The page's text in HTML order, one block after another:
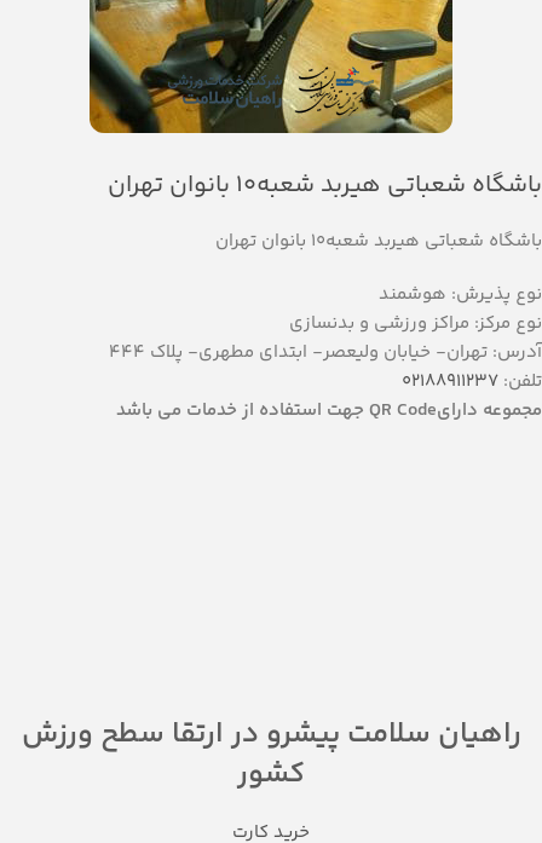
باشگاه شعباتی هیربد شعبه10 بانوان تهران
باشگاه شعباتی هیربد شعبه10 بانوان تهران
نوع پذیرش: هوشمند
نوع مرکز: مراکز ورزشي و بدنسازي
آدرس: تهران- خیابان ولیعصر- ابتدای مطهری- پلاک 444
تلفن: 02188911237
مجموعه دارایQR Code جهت استفاده از خدمات می باشد
راهیان سلامت پیشرو در ارتقا سطح ورزش
کشور
خرید کارت